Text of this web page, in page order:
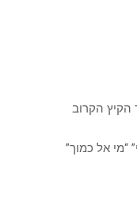
“מי אל כמוך”